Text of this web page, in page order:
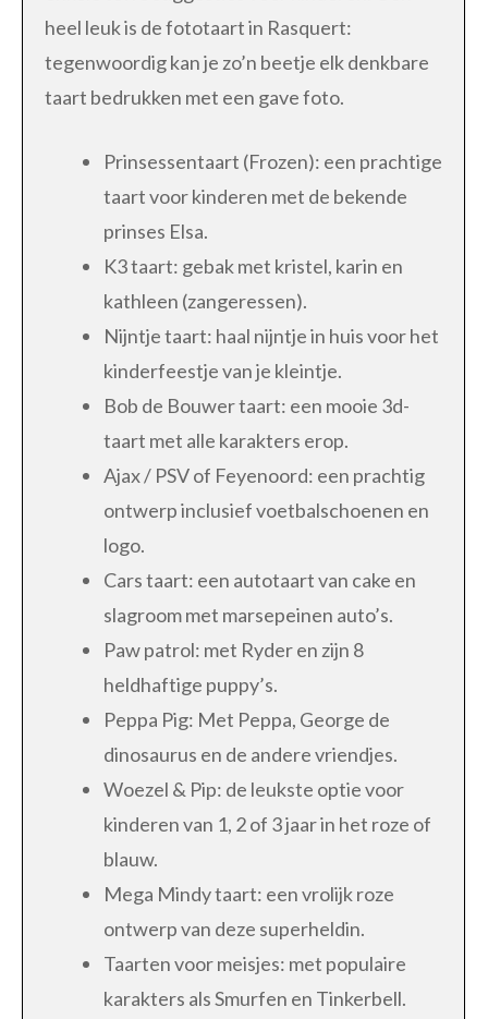
heel leuk is de fototaart in Rasquert:
tegenwoordig kan je zo’n beetje elk denkbare
taart bedrukken met een gave foto.
Prinsessentaart (Frozen): een prachtige
taart voor kinderen met de bekende
prinses Elsa.
K3 taart: gebak met kristel, karin en
kathleen (zangeressen).
Nijntje taart: haal nijntje in huis voor het
kinderfeestje van je kleintje.
Bob de Bouwer taart: een mooie 3d-
taart met alle karakters erop.
Ajax / PSV of Feyenoord: een prachtig
ontwerp inclusief voetbalschoenen en
logo.
Cars taart: een autotaart van cake en
slagroom met marsepeinen auto’s.
Paw patrol: met Ryder en zijn 8
heldhaftige puppy’s.
Peppa Pig: Met Peppa, George de
dinosaurus en de andere vriendjes.
Woezel & Pip: de leukste optie voor
kinderen van 1, 2 of 3 jaar in het roze of
blauw.
Mega Mindy taart: een vrolijk roze
ontwerp van deze superheldin.
Taarten voor meisjes: met populaire
karakters als Smurfen en Tinkerbell.